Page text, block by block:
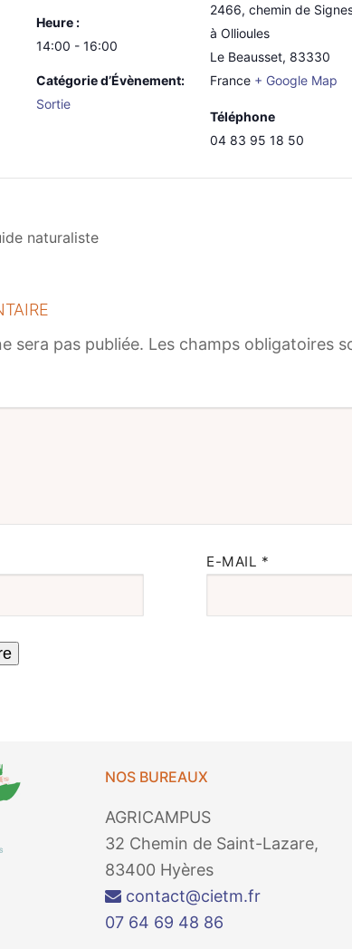
Heure :
14:00 - 16:00
Catégorie d’Évènement:
Sortie
2466, chemin de
à Ollioules
Le Beausset, 83330
France + Google Map
Téléphone
04 83 95 18 50
naturaliste
sera pas publiée. Les champs obligatoires
E-MAIL *
NOS BUREAUX
AGRICAMPUS
32 Chemin de Saint-Lazare,
83400 Hyères
contact@cietm.fr
07 64 69 48 86